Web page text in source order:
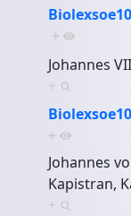
+
Johannes
+
+
Johannes
Kapistran,
+